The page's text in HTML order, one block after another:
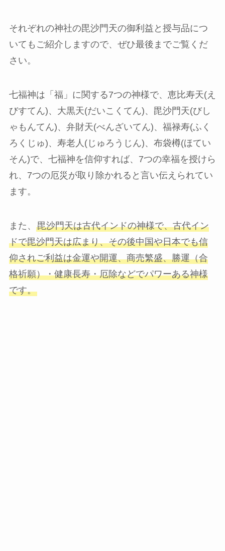
それぞれの神社の毘沙門天の御利益と授与品につ
いてもご紹介しますので、ぜひ最後までご覧くだ
さい。
七福神は「福」に関する7つの神様で、恵比寿天(え
びすてん)、大黒天(だいこくてん)、毘沙門天(びし
ゃもんてん)、弁財天(べんざいてん)、福禄寿(ふく
ろくじゅ)、寿老人(じゅろうじん)、布袋樽(ほてい
そん)で、七福神を信仰すれば、7つの幸福を授けら
れ、7つの厄災が取り除かれると言い伝えられてい
ます。
また、 毘沙門天は古代インドの神様で、古代イン
ドで毘沙門天は広まり、その後中国や日本でも信
仰されご利益は金運や開運、商売繁盛、勝運（合
格祈願）・健康長寿・厄除などでパワーある神様
です。